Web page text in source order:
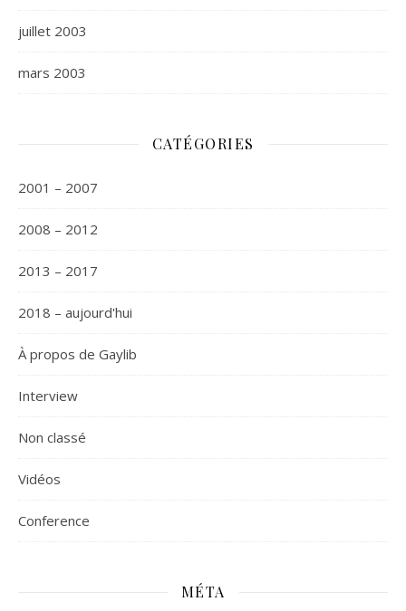
juillet 2003
mars 2003
CATÉGORIES
2001 – 2007
2008 – 2012
2013 – 2017
2018 – aujourd'hui
À propos de Gaylib
Interview
Non classé
Vidéos
Сonference
MÉTA